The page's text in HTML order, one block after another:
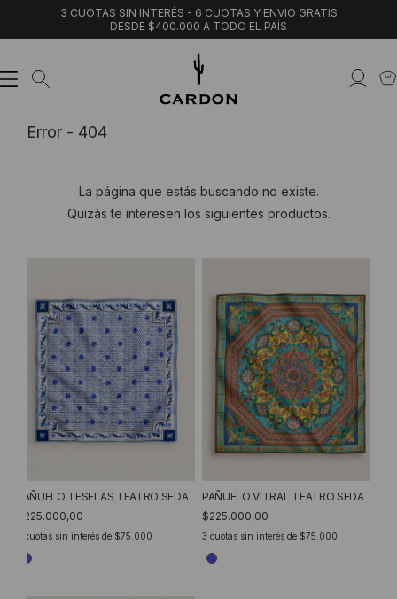
3 CUOTAS SIN INTERÉS - 6 CUOTAS Y ENVIO GRATIS
DESDE $400.000 A TODO EL PAÍS
Error - 404
La página que estás buscando no existe.
Quizás te interesen los siguientes productos.
PAÑUELO TESELAS TEATRO SEDA
$225.000,00
cuotas sin interés de $75.000
PAÑUELO VITRAL TEATRO SEDA
$225.000,00
3 cuotas sin interés de $75.000